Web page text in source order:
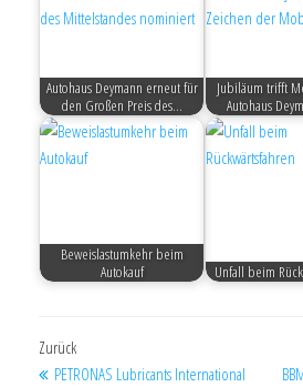
Autohaus Deymann erneut für
den Großen Preis des…
Jubiläum trifft
Autohaus
Beweislastumkehr beim
Autokauf
Unfall beim
Zurück
PETRONAS Lubricants International